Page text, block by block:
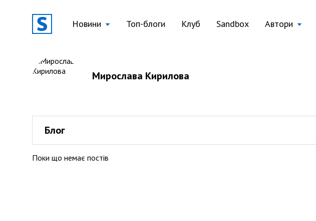
Новини Топ-блоги Клуб Sandbox Автори
Мирослава Кирилова
Блог
Поки що немає постів